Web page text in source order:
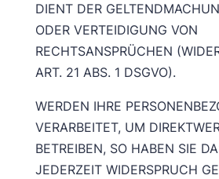
DIENT DER
ODER VERTEIDIGUNG VON
RECHTSANSPRÜCHEN
ART. 21 ABS. 1 DSGVO).
WERDEN IHRE
VERARBEITET, UM
BETREIBEN, SO HABEN SIE
JEDERZEIT WIDERSPRUCH